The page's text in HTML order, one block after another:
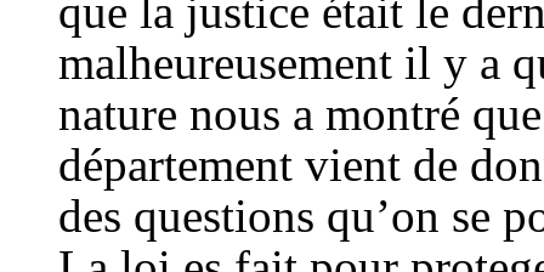
que la justice était le
malheureusement il y a
nature nous a montré
département vient de
des questions qu’on se